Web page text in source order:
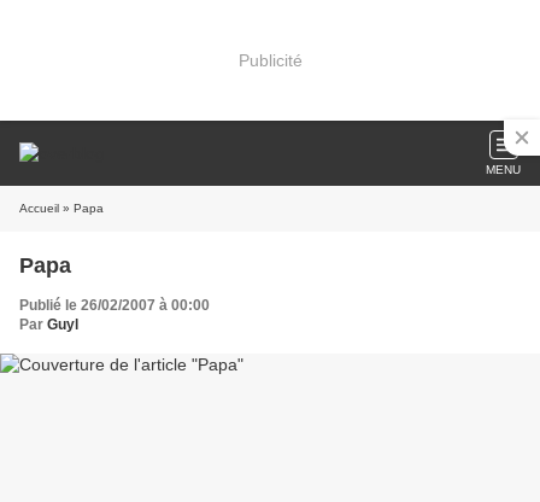
Publicité
MENU
Accueil » Papa
Papa
Publié le 26/02/2007 à 00:00
Par Guyl